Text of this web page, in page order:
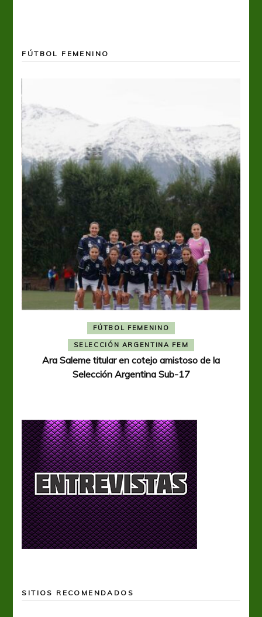
FÚTBOL FEMENINO
FÚTBOL FEMENINO
SELECCIÓN ARGENTINA FEM
Ara Saleme titular en cotejo amistoso de la
Selección Argentina Sub-17
SITIOS RECOMENDADOS